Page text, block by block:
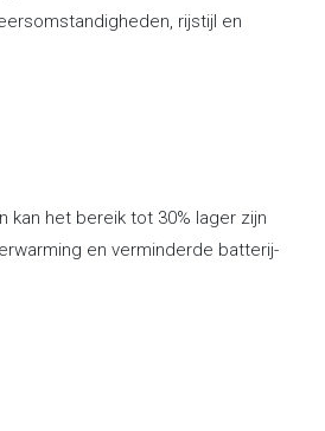
rijstijl en
kan het bereik tot 30% lager zijn
en verminderde batterij-